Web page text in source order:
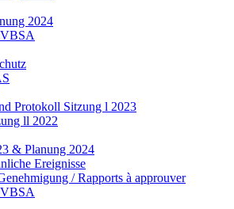
2024
Protokoll Sitzung l 2023
ll 2022
& Planung 2024
Ereignisse
/ Rapports à approuver